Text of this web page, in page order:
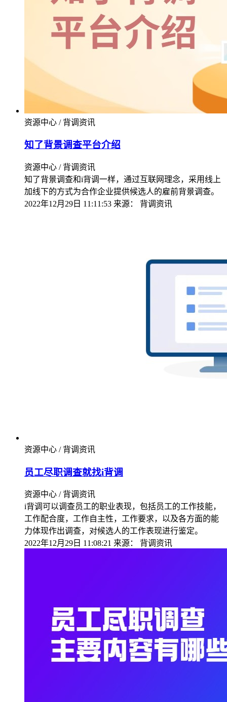
资源中心 / 背调资讯
知了背景调查平台介绍
资源中心 / 背调资讯
知了背景调查和i背调一样，通过互联网理念，采用线上
加线下的方式为合作企业提供候选人的雇前背景调查。
2022年12月29日 11:11:53 来源： 背调资讯
资源中心 / 背调资讯
员工尽职调查就找i背调
资源中心 / 背调资讯
i背调可以调查员工的职业表现，包括员工的工作技能，
工作配合度，工作自主性，工作要求，以及各方面的能
力体现作出调查，对候选人的工作表现进行鉴定。
2022年12月29日 11:08:21 来源： 背调资讯